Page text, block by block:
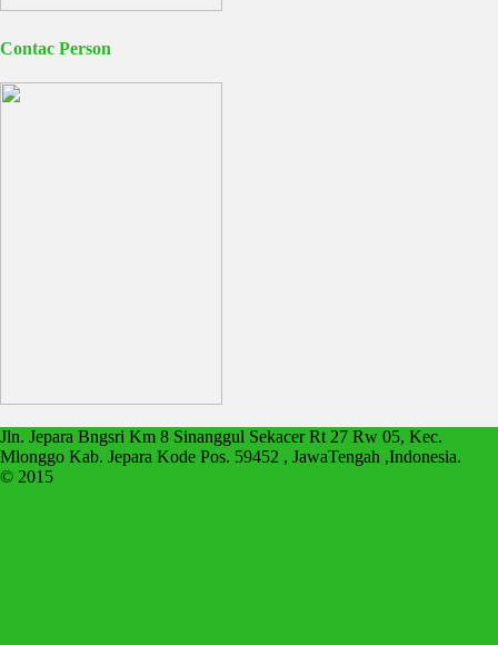
Contac Person
Jln. Jepara Bngsri Km 8 Sinanggul Sekacer Rt 27 Rw 05, Kec.
Mlonggo Kab. Jepara Kode Pos. 59452 , JawaTengah ,Indonesia.
© 2015